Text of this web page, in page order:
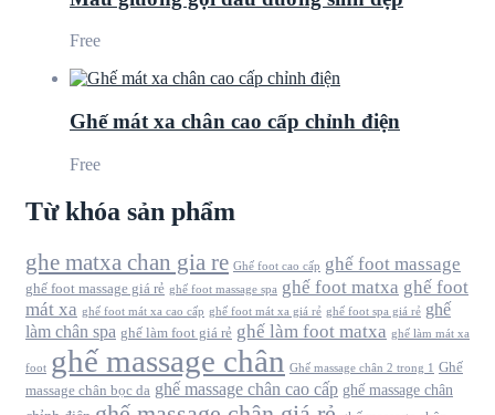
Free
Ghế mát xa chân cao cấp chỉnh điện
Free
Từ khóa sản phẩm
ghe matxa chan gia re Ghế foot cao cấp ghế foot massage
ghế foot massage giá rẻ ghế foot massage spa ghế foot matxa ghế foot
mát xa ghế foot mát xa cao cấp ghế foot mát xa giá rẻ ghế foot spa giá rẻ ghế
làm chân spa ghế làm foot giá rẻ ghế làm foot matxa ghế làm mát xa
foot ghế massage chân Ghế massage chân 2 trong 1
Ghế
massage chân bọc da ghế massage chân cao cấp ghế massage chân